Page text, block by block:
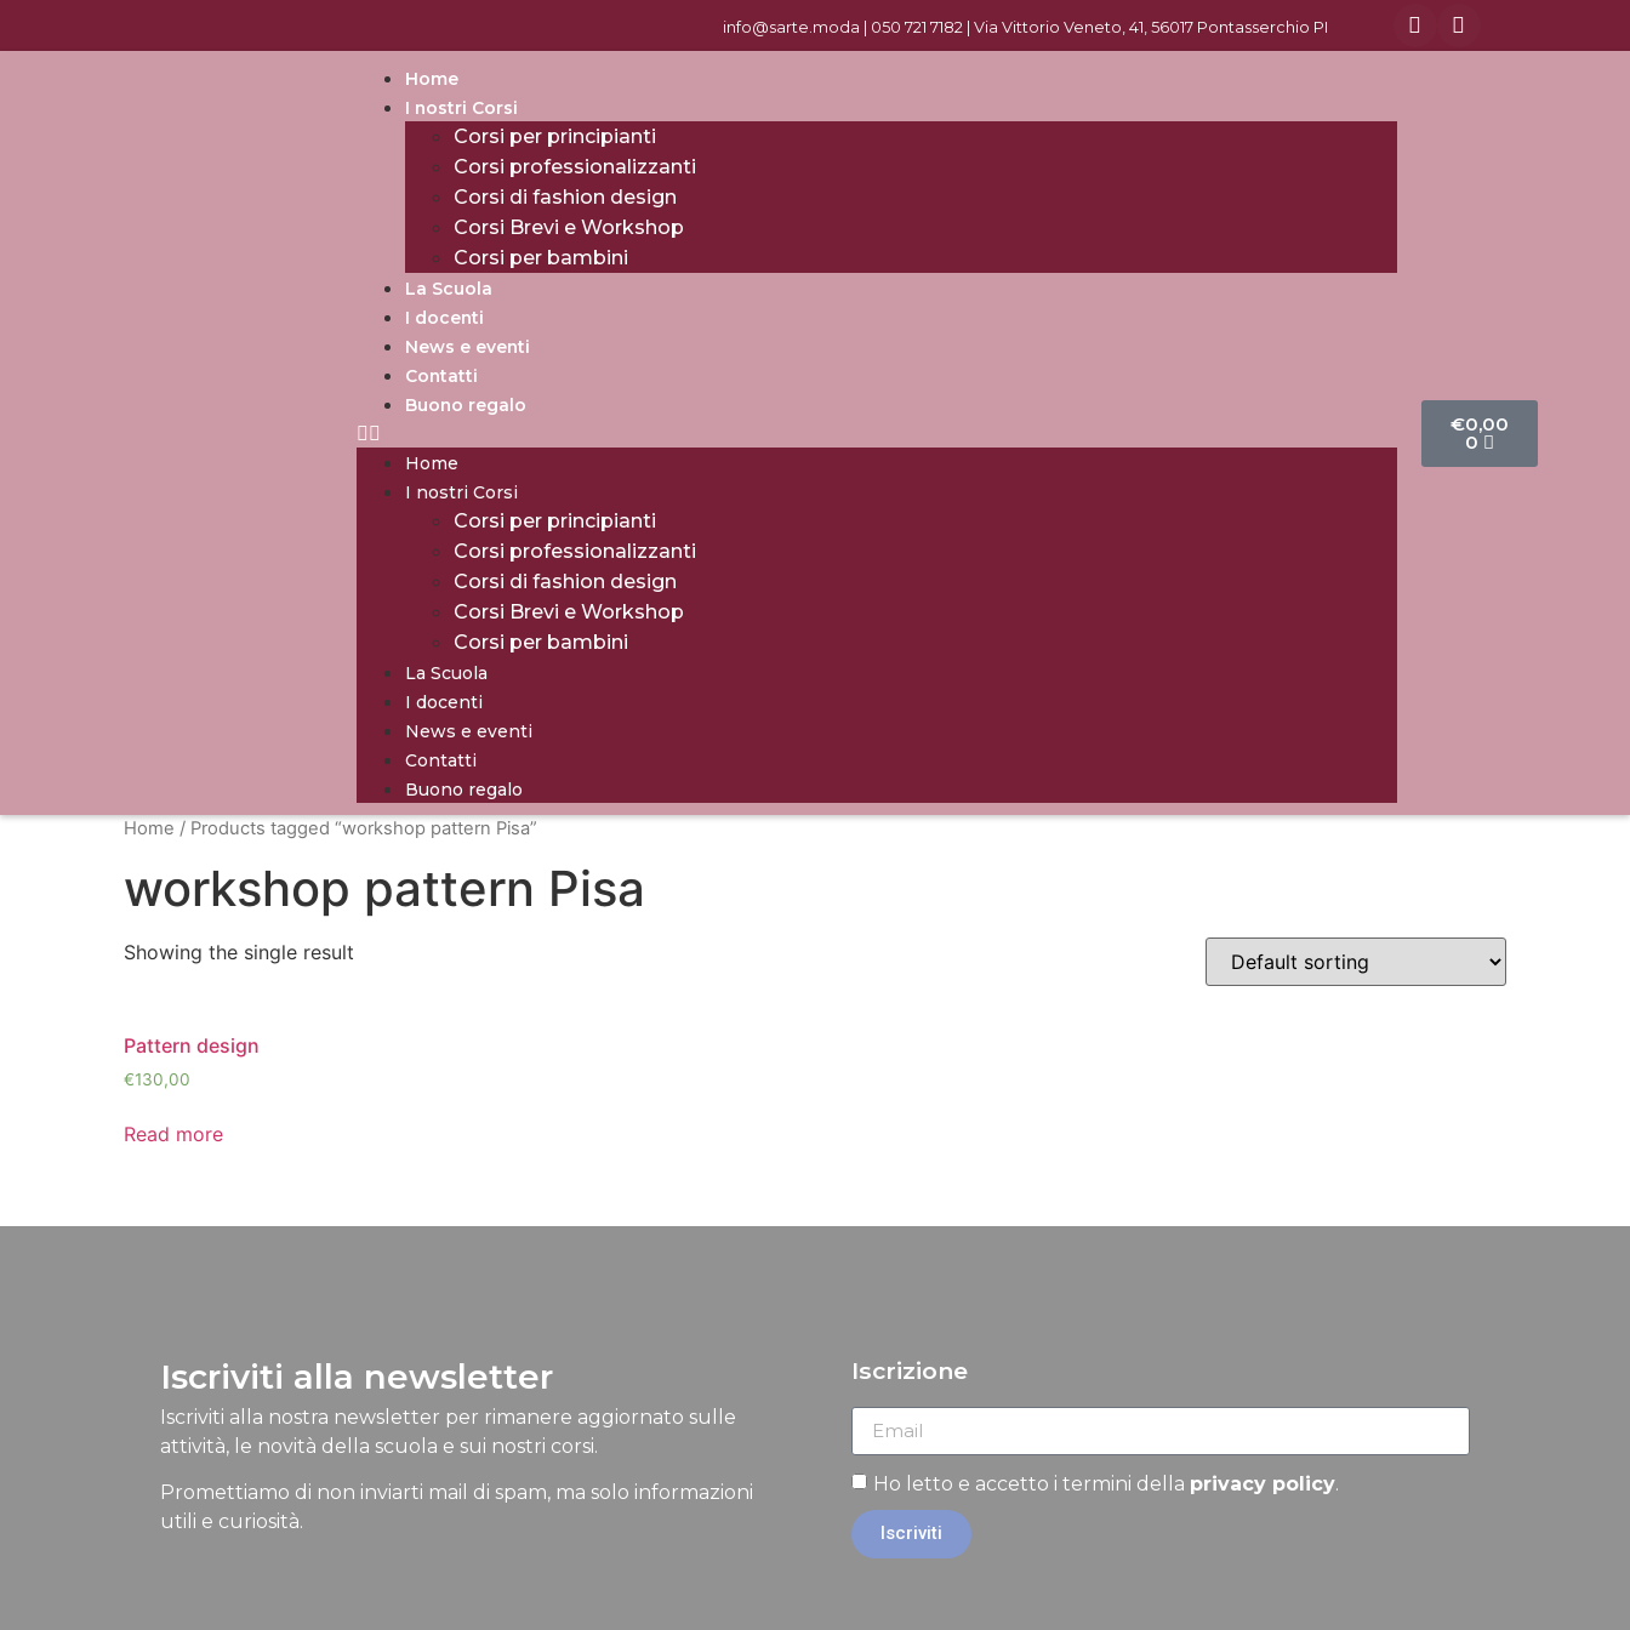
info@sarte.moda | 050 721 7182| Via Vittorio Veneto, 41, 56017 Pontasserchio PI
Home
I nostri Corsi
Corsi per principianti
Corsi professionalizzanti
Corsi di fashion design
Corsi Brevi e Workshop
Corsi per bambini
La Scuola
I docenti
News e eventi
Contatti
Buono regalo
Home
I nostri Corsi
Corsi per principianti
Corsi professionalizzanti
Corsi di fashion design
Corsi Brevi e Workshop
Corsi per bambini
La Scuola
I docenti
News e eventi
Contatti
Buono regalo
€0,00
0
Home / Products tagged “workshop pattern Pisa”
workshop pattern Pisa
Showing the single result
Pattern design
€130,00
Read more
Iscriviti alla newsletter
Iscriviti alla nostra newsletter per rimanere aggiornato sulle
attività, le novità della scuola e sui nostri corsi.
Promettiamo di non inviarti mail di spam, ma solo informazioni
utili e curiosità.
Iscrizione
Ho letto e accetto i termini della privacy policy.
Iscriviti